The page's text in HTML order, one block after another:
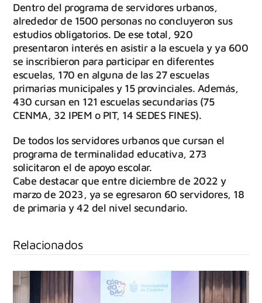
Dentro del programa de servidores urbanos,
alrededor de 1500 personas no concluyeron sus
estudios obligatorios. De ese total, 920
presentaron interés en asistir a la escuela y ya 600
se inscribieron para participar en diferentes
escuelas, 170 en alguna de las 27 escuelas
primarias municipales y 15 provinciales. Además,
430 cursan en 121 escuelas secundarias (75
CENMA, 32 IPEM o PIT, 14 SEDES FINES).
De todos los servidores urbanos que cursan el
programa de terminalidad educativa, 273
solicitaron el de apoyo escolar.
Cabe destacar que entre diciembre de 2022 y
marzo de 2023, ya se egresaron 60 servidores, 18
de primaria y 42 del nivel secundario.
Relacionados